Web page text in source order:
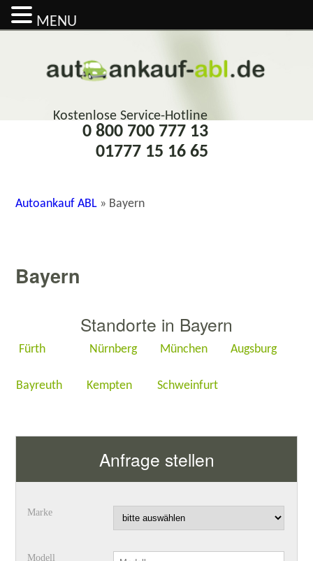
Kostenlose Service-Hotline
0 800 700 777 13
01777 15 16 65
Autoankauf ABL » Bayern
Bayern
Standorte in Bayern
Fürth Nürnberg München Augsburg
Bayreuth Kempten Schweinfurt
Anfrage stellen
Marke
Modell
MENU